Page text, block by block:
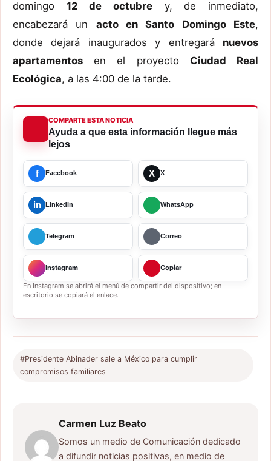
domingo 12 de octubre y, de inmediato,
encabezará un acto en Santo Domingo Este,
donde dejará inaugurados y entregará nuevos
apartamentos en el proyecto Ciudad Real
Ecológica, a las 4:00 de la tarde.
COMPARTE ESTA NOTICIA
Ayuda a que esta información llegue más
lejos
f Facebook X X
in LinkedIn WhatsApp
Telegram Correo
Instagram Copiar
En Instagram se abrirá el menú de compartir del dispositivo; en
escritorio se copiará el enlace.
#Presidente Abinader sale a México para cumplir
compromisos familiares
Carmen Luz Beato
Somos un medio de Comunicación dedicado
a difundir noticias positivas, en medio de